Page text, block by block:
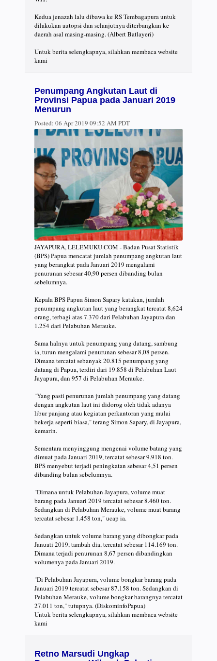
Kedua jenazah lalu dibawa ke RS Tembagapura untuk
dilakukan autopsi dan selanjutnya diterbangkan ke
daerah asal masing-masing. (Albert Batlayeri)
Untuk berita selengkapnya, silahkan membaca website
kami
Penumpang Angkutan Laut di
Provinsi Papua pada Januari 2019
Menurun
Posted: 06 Apr 2019 09:52 AM PDT
JAYAPURA, LELEMUKU.COM - Badan Pusat Statistik
(BPS) Papua mencatat jumlah penumpang angkutan laut
yang berangkat pada Januari 2019 mengalami
penurunan sebesar 40,90 persen dibanding bulan
sebelumnya.
Kepala BPS Papua Simon Sapary katakan, jumlah
penumpang angkutan laut yang berangkat tercatat 8,624
orang, terbagi atas 7.370 dari Pelabuhan Jayapura dan
1.254 dari Pelabuhan Merauke.
Sama halnya untuk penumpang yang datang, sambung
ia, turun mengalami penurunan sebesar 8,08 persen.
Dimana tercatat sebanyak 20.815 penumpang yang
datang di Papua, terdiri dari 19.858 di Pelabuhan Laut
Jayapura, dan 957 di Pelabuhan Merauke.
"Yang pasti penurunan jumlah penumpang yang datang
dengan angkutan laut ini didorog oleh tidak adanya
libur panjang atau kegiatan perkantoran yang mulai
bekerja seperti biasa," terang Simon Sapary, di Jayapura,
kemarin.
Sementara menyinggung mengenai volume batang yang
dimuat pada Januari 2019, tercatat sebesar 9.918 ton.
BPS menyebut terjadi peningkatan sebesar 4,51 persen
dibanding bulan sebelumnya.
"Dimana untuk Pelabuhan Jayapura, volume muat
barang pada Januari 2019 tercatat sebesar 8.460 ton.
Sedangkan di Pelabuhan Merauke, volume muat barang
tercatat sebesar 1.458 ton," ucap ia.
Sedangkan untuk volume barang yang dibongkar pada
Januati 2019, tambah dia, tercatat sebesar 114.169 ton.
Dimana terjadi penurunan 8,67 persen dibandingkan
volumenya pada Januari 2019.
"Di Pelabuhan Jayapura, volume bongkar barang pada
Januari 2019 tercatat sebesar 87.158 ton. Sedangkan di
Pelabuhan Merauke, volume bongkar barangnya tercatat
27.011 ton," tutupnya. (DiskominfoPapua)
Untuk berita selengkapnya, silahkan membaca website
kami
Retno Marsudi Ungkap